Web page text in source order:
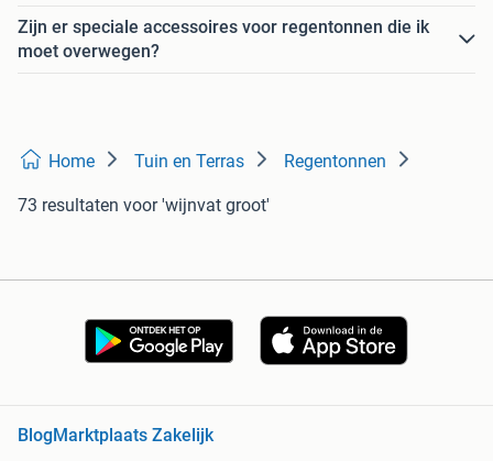
Zijn er speciale accessoires voor regentonnen die ik
moet overwegen?
Home Tuin en Terras Regentonnen
73 resultaten voor 'wijnvat groot'
Blog Marktplaats Zakelijk